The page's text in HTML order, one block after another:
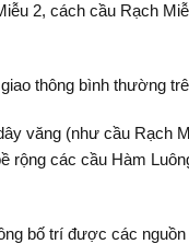
2, cách cầu Rạch
thông bình thường
văng (như cầu
các cầu Hàm
bố trí được các